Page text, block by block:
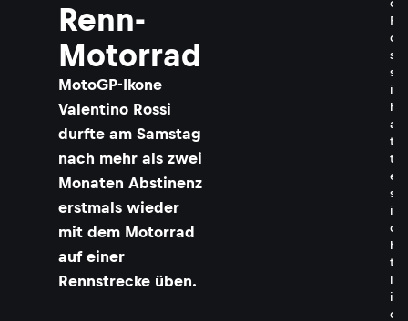
Renn-
Motorrad
MotoGP-Ikone
Valentino Rossi
durfte am Samstag
nach mehr als zwei
Monaten Abstinenz
erstmals wieder
mit dem Motorrad
auf einer
Rennstrecke üben.
o
R
o
s
s
i
h
a
t
t
e
s
i
c
h
t
l
i
c